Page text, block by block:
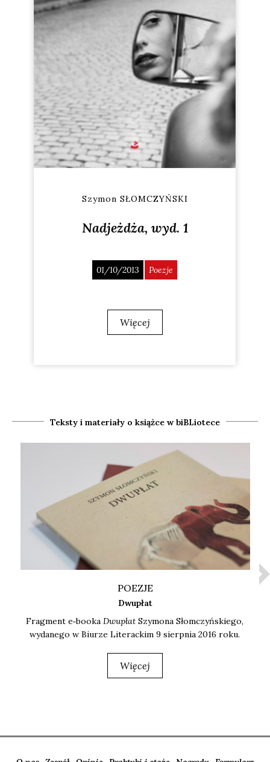
Szymon SŁOMCZYŃSKI
Nadjeżdża, wyd. 1
01/10/2013 Poezje
Więcej
Teksty i materiały o książce w biBLiotece
POEZJE
Dwupłat
Frag­ment e‑bookaDwu­płat Szy­mo­na Słom­czyń­skie­go,
wyda­ne­go w Biu­rze Lite­rac­kim 9 sierp­nia 2016 roku.
Więcej